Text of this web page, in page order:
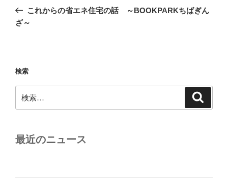
ナ
シ
ョ
ン
の
投
これからの省エネ住宅の話 ～BOOKPARKちばぎん
ざ～
検索
索:
最近のニュース